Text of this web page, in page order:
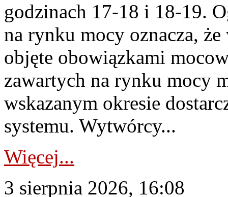
godzinach 17-18 i 18-19.
na rynku mocy oznacza,
objęte obowiązkami
zawartych na rynku mocy
wskazanym okresie
systemu. Wytwórcy...
Więcej...
3 sierpnia 2026, 16:08